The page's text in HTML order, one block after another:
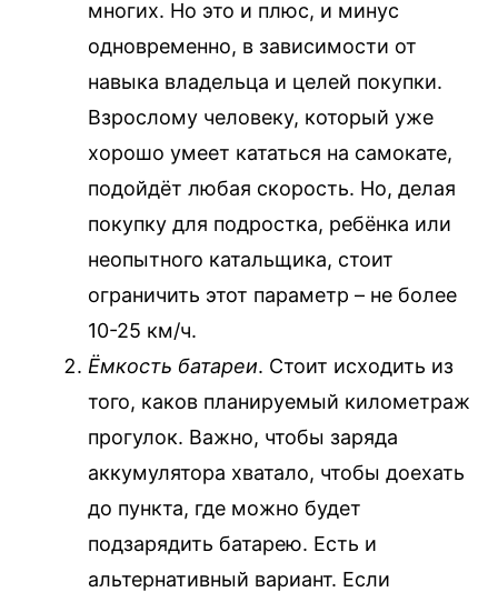
многих. Но это и плюс, и минус
одновременно, в зависимости от
навыка владельца и целей покупки.
Взрослому человеку, который уже
хорошо умеет кататься на самокате,
подойдёт любая скорость. Но, делая
покупку для подростка, ребёнка или
неопытного катальщика, стоит
ограничить этот параметр – не более
10-25 км/ч.
Ёмкость батареи. Стоит исходить из
того, каков планируемый километраж
прогулок. Важно, чтобы заряда
аккумулятора хватало, чтобы доехать
до пункта, где можно будет
подзарядить батарею. Есть и
альтернативный вариант. Если